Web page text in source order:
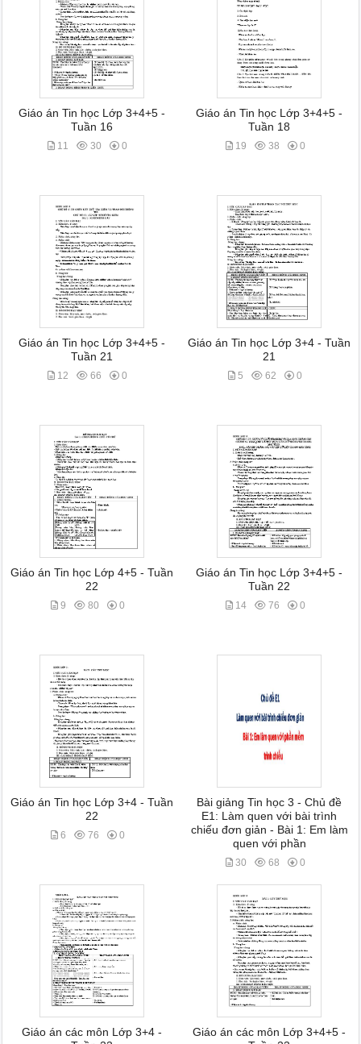
Giáo án Tin học Lớp 3+4+5 -
Tuần 16
11 30 0
Giáo án Tin học Lớp 3+4+5 -
Tuần 18
19 38 0
Giáo án Tin học Lớp 3+4+5 -
Tuần 21
12 66 0
Giáo án Tin học Lớp 3+4 - Tuần
21
5 62 0
Giáo án Tin học Lớp 4+5 - Tuần
22
9 80 0
Giáo án Tin học Lớp 3+4+5 -
Tuần 22
14 76 0
Giáo án Tin học Lớp 3+4 - Tuần
22
6 76 0
Bài giảng Tin học 3 - Chủ đề
E1: Làm quen với bài trình
chiếu đơn giản - Bài 1: Em làm
quen với phần
30 68 0
Giáo án các môn Lớp 3+4 -
Giáo án các môn Lớp 3+4+5 -